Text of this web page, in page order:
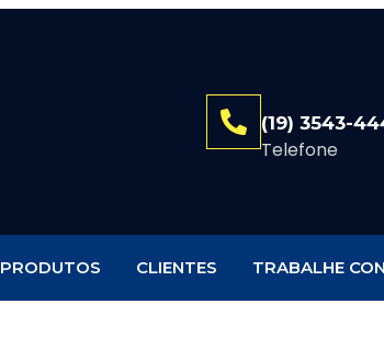
(19) 3543-
Telefone
PRODUTOS CLIENTES TRABALHE